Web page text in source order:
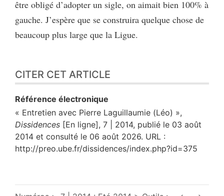
être obligé d’adopter un sigle, on aimait bien 100% à
gauche. J’espère que se construira quelque chose de
beaucoup plus large que la Ligue.
CITER CET ARTICLE
Référence électronique
« Entretien avec Pierre Laguillaumie (Léo) »,
Dissidences [En ligne], 7 | 2014, publié le 03 août
2014 et consulté le 06 août 2026. URL :
http://preo.ube.fr/dissidences/index.php?id=375